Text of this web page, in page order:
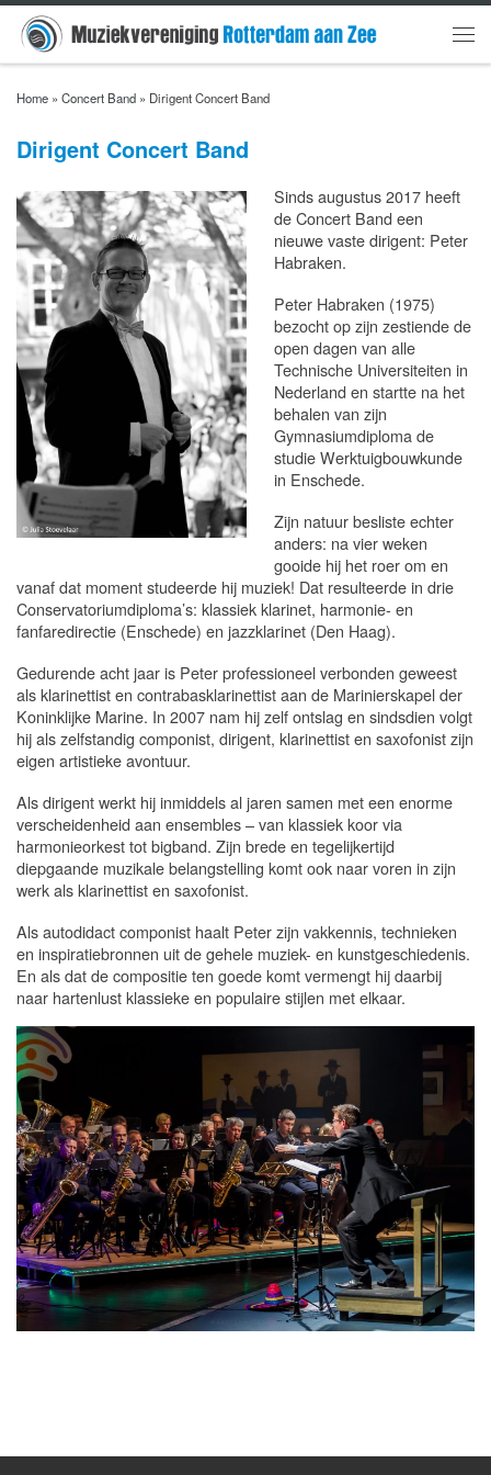
Skip to content
Home » Concert Band » Dirigent Concert Band
Dirigent Concert Band
Sinds augustus 2017 heeft
de Concert Band een
nieuwe vaste dirigent: Peter
Habraken.
Peter Habraken (1975)
bezocht op zijn zestiende de
open dagen van alle
Technische Universiteiten in
Nederland en startte na het
behalen van zijn
Gymnasiumdiploma de
studie Werktuigbouwkunde
in Enschede.
Zijn natuur besliste echter
anders: na vier weken
gooide hij het roer om en
vanaf dat moment studeerde hij muziek! Dat resulteerde in drie
Conservatoriumdiploma’s: klassiek klarinet, harmonie- en
fanfaredirectie (Enschede) en jazzklarinet (Den Haag).
Gedurende acht jaar is Peter professioneel verbonden geweest
als klarinettist en contrabasklarinettist aan de Marinierskapel der
Koninklijke Marine. In 2007 nam hij zelf ontslag en sindsdien volgt
hij als zelfstandig componist, dirigent, klarinettist en saxofonist zijn
eigen artistieke avontuur.
Als dirigent werkt hij inmiddels al jaren samen met een enorme
verscheidenheid aan ensembles – van klassiek koor via
harmonieorkest tot bigband. Zijn brede en tegelijkertijd
diepgaande muzikale belangstelling komt ook naar voren in zijn
werk als klarinettist en saxofonist.
Als autodidact componist haalt Peter zijn vakkennis, technieken
en inspiratiebronnen uit de gehele muziek- en kunstgeschiedenis.
En als dat de compositie ten goede komt vermengt hij daarbij
naar hartenlust klassieke en populaire stijlen met elkaar.